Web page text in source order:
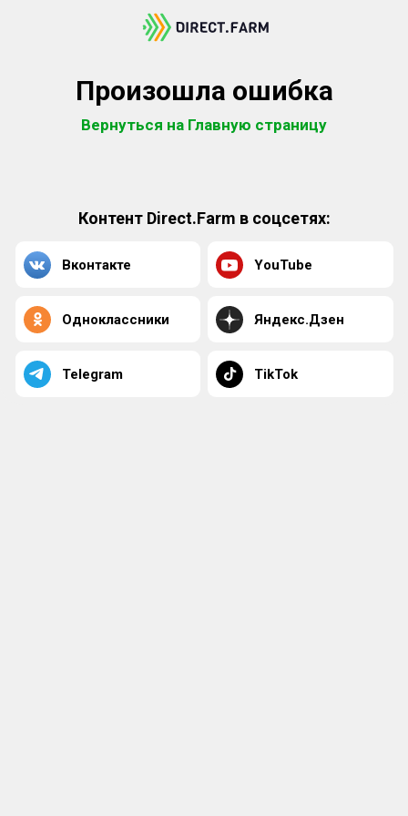
Произошла ошибка
Вернуться на Главную страницу
Контент Direct.Farm в соцсетях:
Вконтакте YouTube
Одноклассники Яндекс.Дзен
Telegram TikTok